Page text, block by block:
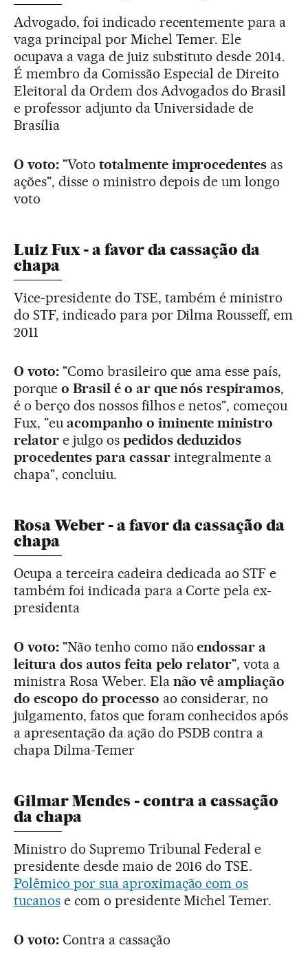
Advogado, foi indicado recentemente para a
vaga principal por Michel Temer. Ele
ocupava a vaga de juiz substituto desde 2014.
É membro da Comissão Especial de Direito
Eleitoral da Ordem dos Advogados do Brasil
e professor adjunto da Universidade de
Brasília
O voto:"Voto totalmente improcedentes as
ações", disse o ministro depois de um longo
voto
Luiz Fux - a favor da cassação da
chapa
Vice-presidente do TSE, também é ministro
do STF, indicado para por Dilma Rousseff, em
2011
O voto: "Como brasileiro que ama esse país,
porque o Brasil é o ar que nós respiramos,
é o berço dos nossos filhos e netos", começou
Fux, "eu acompanho o iminente ministro
relatore julgo os pedidos deduzidos
procedentes para cassarintegralmente a
chapa", concluiu.
Rosa Weber - a favor da cassação da
chapa
Ocupa a terceira cadeira dedicada ao STF e
também foi indicada para a Corte pela ex-
presidenta
O voto: "Não tenho como nãoendossar a
leitura dos autos feita pelo relator", vota a
ministra Rosa Weber. Ela não vê ampliação
do escopo do processo ao considerar, no
julgamento, fatos que foram conhecidos após
a apresentação da ação do PSDB contra a
chapa Dilma-Temer
Gilmar Mendes - contra a cassação
da chapa
Ministro do Supremo Tribunal Federal e
presidente desde maio de 2016 do TSE.
Polêmico por sua aproximação com os
tucanose com o presidente Michel Temer.
O voto: Contra a cassação